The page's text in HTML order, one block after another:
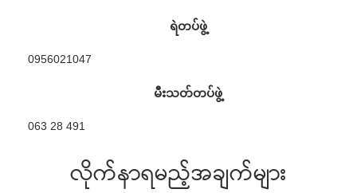
ရဲတပ်ဖွဲ့
0956021047
မီးသတ်တပ်ဖွဲ့
063 28 491
လိုက်နာရမည့်အချက်များ